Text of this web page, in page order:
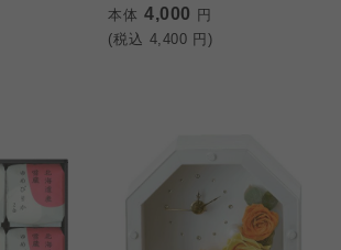
本体 4,000 円
(税込 4,400 円)